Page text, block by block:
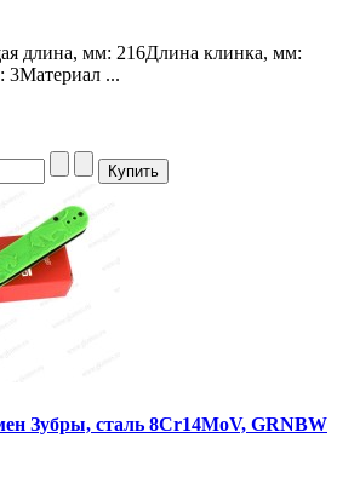
длина, мм: 216Длина клинка, мм:
3Материал ...
Зубры, сталь 8Cr14MoV, GRNBW